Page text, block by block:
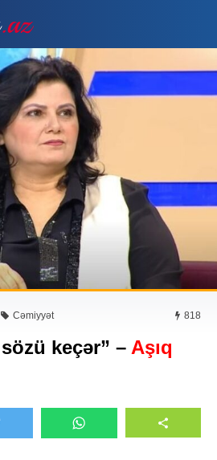
Cəmiyyət 818
keçər” – Aşıq